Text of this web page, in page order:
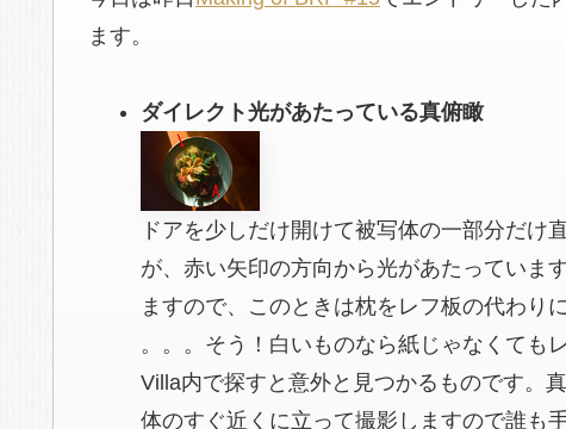
ます。
ダイレクト光があたっている真俯瞰
ドアを少しだけ開けて被写体の一部分だけ
が、赤い矢印の方向から光があたっていま
ますので、このときは枕をレフ板の代わり
。。。そう！白いものなら紙じゃなくても
Villa内で探すと意外と見つかるものです。
体のすぐ近くに立って撮影しますので誰も